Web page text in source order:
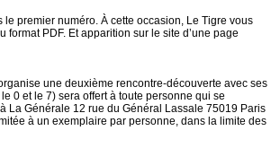
premier numéro. À cette occasion, Le Tigre vous
PDF. Et apparition sur le site d’une page
une deuxième rencontre-découverte avec ses
0 et le 7) sera offert à toute personne qui se
La Générale 12 rue du Général Lassale 75019 Paris
à un exemplaire par personne, dans la limite des